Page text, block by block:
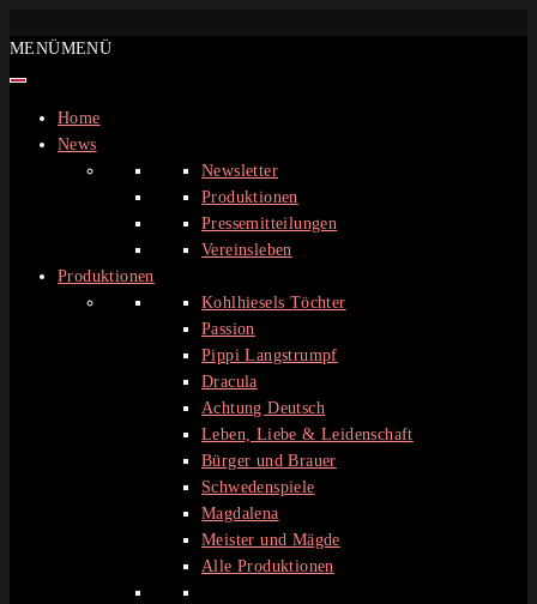
Zum
Inhalt
MENÜMENÜ
Home
News
Newsletter
Produktionen
Pressemitteilungen
Vereinsleben
Produktionen
Kohlhiesels Töchter
Passion
Pippi Langstrumpf
Dracula
Achtung Deutsch
Leben, Liebe & Leidenschaft
Bürger und Brauer
Schwedenspiele
Magdalena
Meister und Mägde
Alle Produktionen